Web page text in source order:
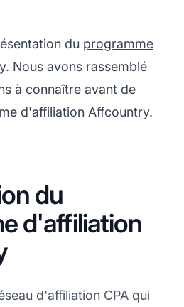
du programme
Nous avons rassemblé
à connaître avant de
d'affiliation Affcountry.
du
d'affiliation
d'affiliation CPA qui